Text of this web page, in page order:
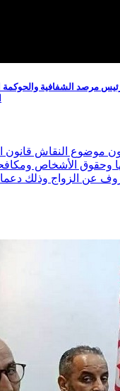
رئيس مرصد الشفافية
موضوع النقاش قانون
وحقوق الأشخاص
عن الزواج وذلك